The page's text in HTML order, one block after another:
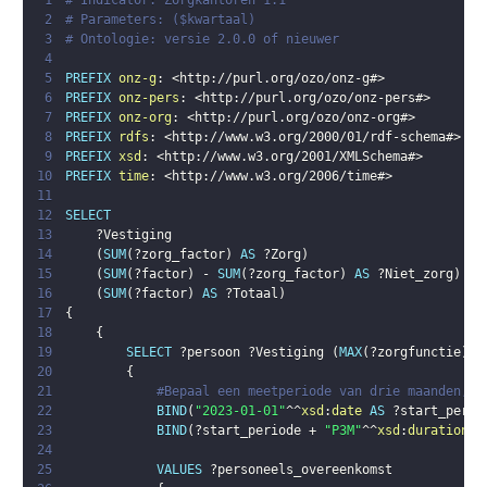
2
# Parameters: ($kwartaal)
3
# Ontologie: versie 2.0.0 of nieuwer
4
5
PREFIX onz-g : <http://purl.org/ozo/onz-g#>
6
PREFIX onz-pers : <http://purl.org/ozo/onz-pers#>
7
PREFIX onz-org : <http://purl.org/ozo/onz-org#>
8
PREFIX rdfs : <http://www.w3.org/2000/01/rdf-schema#>
9
PREFIX xsd : <http://www.w3.org/2001/XMLSchema#>
10
PREFIX time: <http://www.w3.org/2006/time#>
11
12
SELECT
13
?Vestiging
14
(SUM ( ?zorg_factor) AS ?Zorg )
15
(SUM ( ?factor) - SUM ( ?zorg_factor) AS ?Niet_zorg )
16
(SUM ( ?factor) AS ?Totaal )
17
{
18
{
19
SELECT ?persoon ?Vestiging ( MAX( ?zorgfunctie)
20
{
21
#Bepaal een meetperiode van drie
22
BIND( "2023-01-01"^^xsd :date AS
23
BIND( ?start_periode + "P3M"^^xsd :duration
24
25
VALUES ?personeels_overeenkomst